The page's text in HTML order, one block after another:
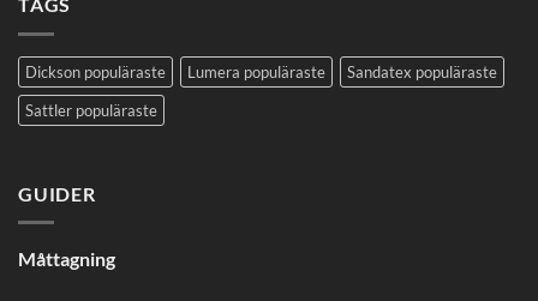
TAGS
Dickson populäraste Lumera populäraste
Sandatex populäraste
Sattler populäraste
GUIDER
Måttagning